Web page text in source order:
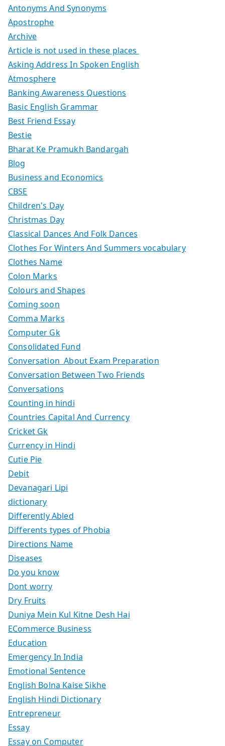
Antonyms And Synonyms
Apostrophe
Archive
Article is not used in these places
Asking Address In Spoken English
Atmosphere
Banking Awareness Questions
Basic English Grammar
Best Friend Essay
Bestie
Bharat Ke Pramukh Bandargah
Blog
Business and Economics
CBSE
Children's Day
Christmas Day
Classical Dances And Folk Dances
Clothes For Winters And Summers vocabulary
Clothes Name
Colon Marks
Colours and Shapes
Coming soon
Comma Marks
Computer Gk
Consolidated Fund
Conversation About Exam Preparation
Conversation Between Two Friends
Conversations
Counting in hindi
Countries Capital And Currency
Cricket Gk
Currency in Hindi
Cutie Pie
Debit
Devanagari Lipi
dictionary
Differently Abled
Differents types of Phobia
Directions Name
Diseases
Do you know
Dont worry
Dry Fruits
Duniya Mein Kul Kitne Desh Hai
ECommerce Business
Education
Emergency In India
Emotional Sentence
English Bolna Kaise Sikhe
English Hindi Dictionary
Entrepreneur
Essay
Essay on Computer